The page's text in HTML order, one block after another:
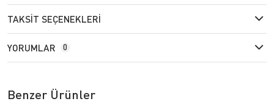
TAKSIT SEÇENEKLERI
YORUMLAR 0
Benzer Ürünler